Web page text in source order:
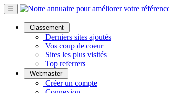
☰
Classement
Derniers sites ajoutés
Vos coup de coeur
Sites les plus visités
Top referrers
Webmaster
Créer un compte